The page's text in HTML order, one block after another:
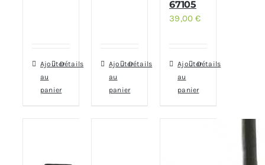
Ajouter
au
panier
Détails
Ajouter
au
panier
Détails
67105
39,00€
Ajouter
au
panier
Détails